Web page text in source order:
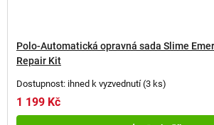
Polo-Automatická opravná sada Slime
Repair Kit
Dostupnost: ihned k vyzvednutí(3 ks)
1 199 Kč